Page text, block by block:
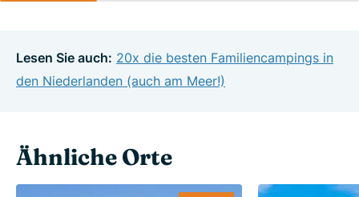
Lesen Sie auch: 20x die besten Familiencampings in
den Niederlanden (auch am Meer!)
Ähnliche Orte